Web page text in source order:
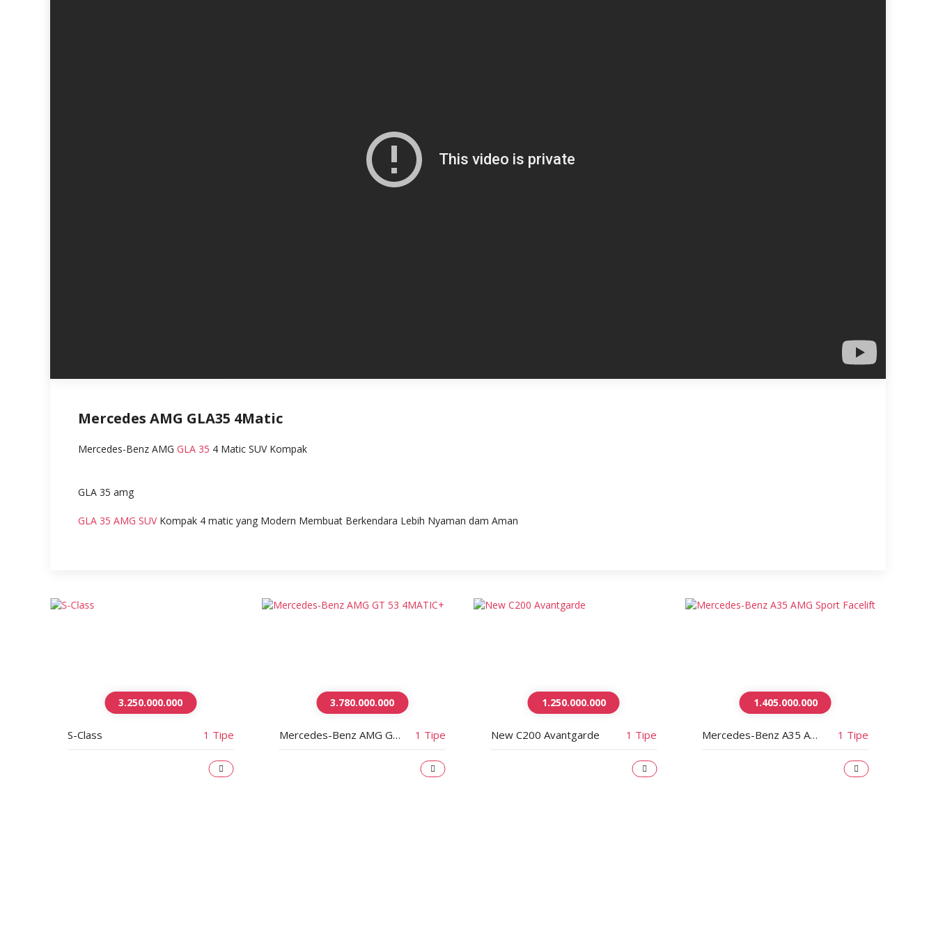
Mercedes AMG GLA35 4Matic
Mercedes-Benz AMG GLA 35 4 Matic SUV Kompak
GLA 35 amg
GLA 35 AMG SUVKompak 4 matic yang Modern Membuat Berkendara Lebih Nyaman dam Aman
3.250.000.000
S-Class 1 Tipe
3.780.000.000
Mercedes-Benz AMG GT 53 4MATIC+ 1 Tipe
1.250.000.000
New C200 Avantgarde 1 Tipe
1.405.000.000
Mercedes-Benz A35 AMG Sport Facelift 1 Tipe